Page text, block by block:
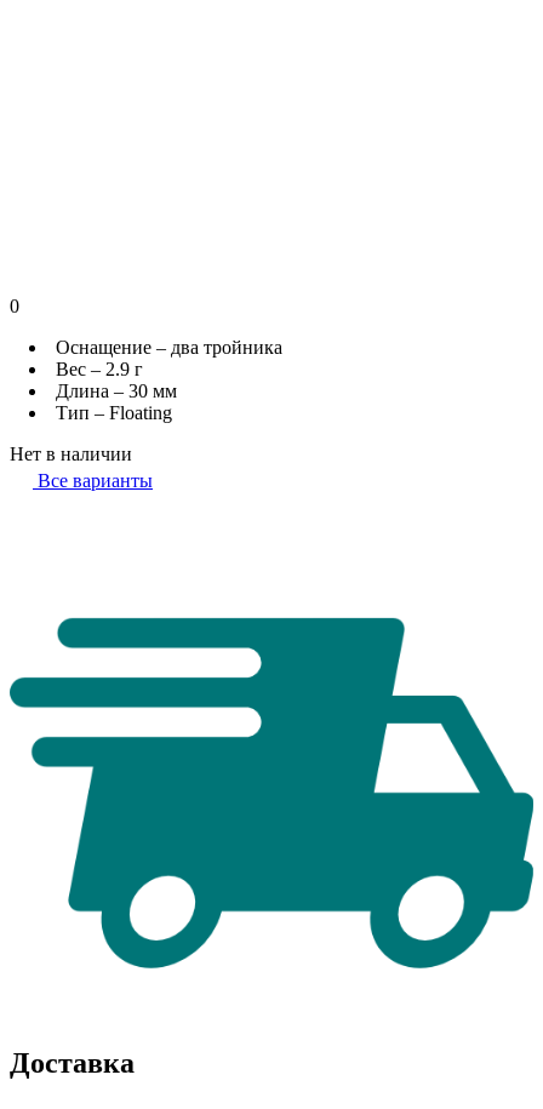
0
Оснащение – два тройника
Вес – 2.9 г
Длина – 30 мм
Тип – Floating
Нет в наличии
Все варианты
Доставка